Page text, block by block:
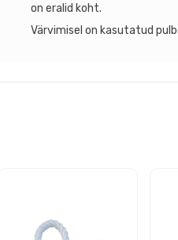
on eralid koht.
Värvimisel on kasutatud